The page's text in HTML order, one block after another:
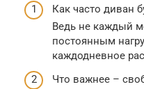
Как часто диван
Ведь не каждый
постоянным
каждодневное
Что важнее –